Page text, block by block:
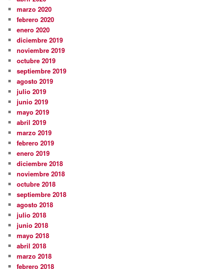
marzo 2020
febrero 2020
enero 2020
diciembre 2019
noviembre 2019
octubre 2019
septiembre 2019
agosto 2019
julio 2019
junio 2019
mayo 2019
abril 2019
marzo 2019
febrero 2019
enero 2019
diciembre 2018
noviembre 2018
octubre 2018
septiembre 2018
agosto 2018
julio 2018
junio 2018
mayo 2018
abril 2018
marzo 2018
febrero 2018